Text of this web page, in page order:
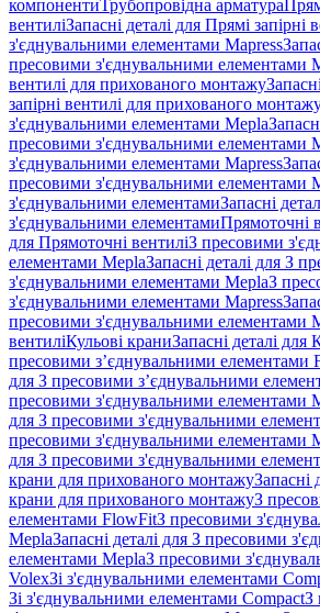
компонентиТрубопровідна арматура
вентиліЗапасні деталі для Прямі запірні
з'єднувальними елементами Mapress
пресовими з'єднувальними елементами
вентилі для прихованого монтажу
запірні вентилі для прихованого
з'єднувальними елементами Mepla
пресовими з'єднувальними елементами
з'єднувальними елементами Mapress
пресовими з'єднувальними елементами
з'єднувальними елементамиЗапасні
з'єднувальними елементамиПрямоточні
для Прямоточні вентиліЗ пресовими
елементами MeplaЗапасні деталі для З
з'єднувальними елементами MeplaЗ
з'єднувальними елементами Mapress
пресовими з'єднувальними елементами
вентиліКульові краниЗапасні деталі для
пресовими з’єднувальними елементами
для З пресовими з’єднувальними
пресовими з'єднувальними елементами
для З пресовими з'єднувальними
пресовими з'єднувальними елементами
для З пресовими з'єднувальними
крани для прихованого монтажуЗапасні
крани для прихованого монтажуЗ
елементами FlowFitЗ пресовими
MeplaЗапасні деталі для З пресовими
елементами MeplaЗ пресовими
VolexЗі з'єднувальними елементами
Зі з'єднувальними елементами CompactЗ